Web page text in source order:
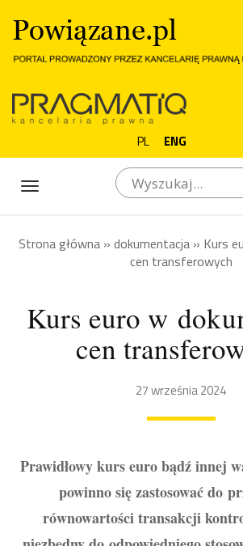
PL ENG
Toggle
Strona główna» dokumentacja» Kurs
cen transferowych
Kurs euro w
cen
27 września 2024
Prawidłowy kurs euro bądź innej
powinno się zastosować do
równowartości transakcji